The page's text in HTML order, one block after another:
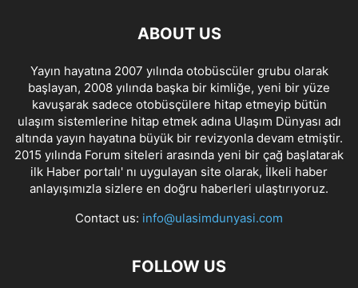
ABOUT US
Yayın hayatına 2007 yılında otobüscüler grubu olarak
başlayan, 2008 yılında başka bir kimliğe, yeni bir yüze
kavuşarak sadece otobüsçülere hitap etmeyip bütün
ulaşım sistemlerine hitap etmek adına Ulaşım Dünyası adı
altında yayın hayatına büyük bir revizyonla devam etmiştir.
2015 yılında Forum siteleri arasında yeni bir çağ başlatarak
ilk Haber portalı' nı uygulayan site olarak, İlkeli haber
anlayışımızla sizlere en doğru haberleri ulaştırıyoruz.
Contact us: info@ulasimdunyasi.com
FOLLOW US